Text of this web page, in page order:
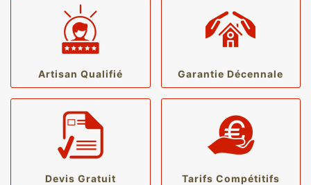
Artisan Qualifié Garantie Décennale
Devis Gratuit Tarifs Compétitifs